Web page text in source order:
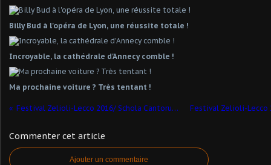
Billy Bud à l'opéra de Lyon, une réussite totale !
Incroyable, la cathédrale d'Annecy comble !
Ma prochaine voiture ? Très tentant !
Festival Zelioli-Lecco 2016/ Schola Cantorum de Aalst
Commenter cet article
Ajouter un commentaire